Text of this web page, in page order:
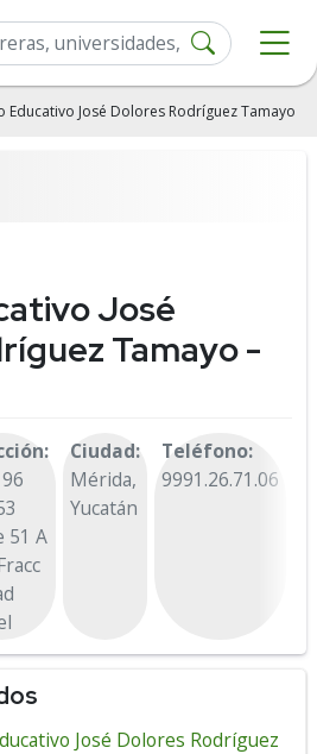
Educativo José Dolores Rodríguez Tamayo
José
Tamayo -
51 A
Ciudad:
Mérida,
Yucatán
Teléfono:
9991.26.71.06
José Dolores Rodríguez